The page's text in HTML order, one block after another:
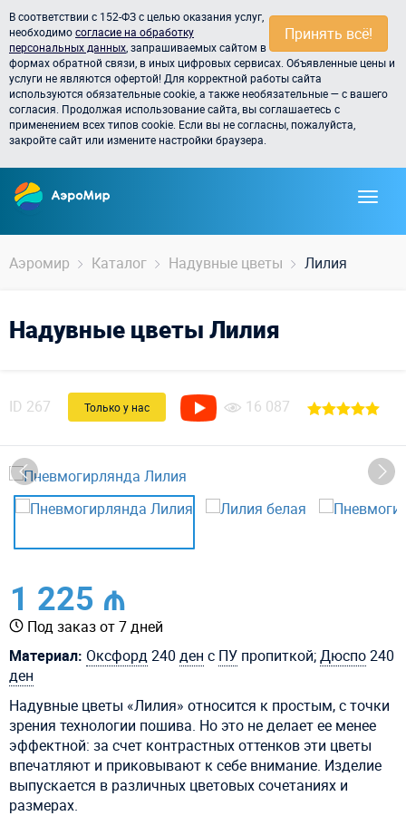
Принять всё!
В соответствии с 152-ФЗ с целью оказания услуг,
необходимосогласие на обработку
персональных данных , запрашиваемых сайтом в
формах обратной связи, в иных цифровых сервисах. Объявленные цены и
услуги не являются офертой! Для корректной работы сайта
используются обязательные cookie, а также необязательные — с вашего
согласия. Продолжая использование сайта, вы соглашаетесь с
применением всех типов cookie. Если вы не согласны, пожалуйста,
закройте сайт или измените настройки браузера.
Аэромир Каталог Надувные цветы Лилия
Надувные цветы Лилия
ID 267 Только у нас 16 087
1 225 ₼
Под заказ от 7 дней
Материал: Оксфорд240 ден с ПУ пропиткой;Дюспо240
ден
Надувные цветы «Лилия» относится к простым, с точки
зрения технологии пошива. Но это не делает ее менее
эффектной: за счет контрастных оттенков эти цветы
впечатляют и приковывают к себе внимание. Изделие
выпускается в различных цветовых сочетаниях и
размерах.